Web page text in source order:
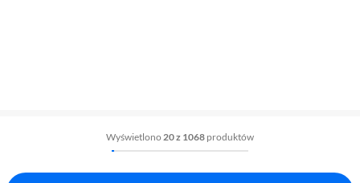
Wyświetlono 20 z 1068 produktów